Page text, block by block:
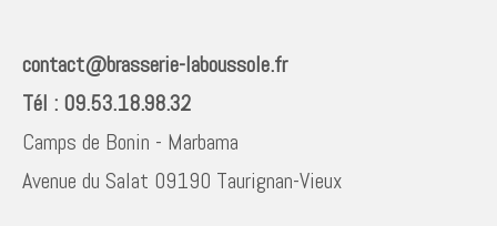
contact@brasserie-laboussole.fr
Tél : 09.53.18.98.32
Camps de Bonin - Marbama
Avenue du Salat 09190 Taurignan-Vieux